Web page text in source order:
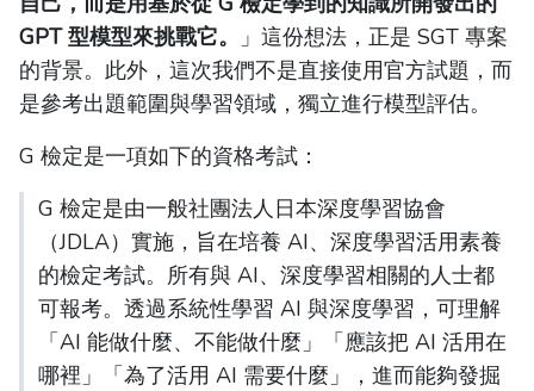
GPT 型模型來挑戰它。
」這份想法，正是 SGT 專案
的背景。此外，這次我們不是直接使用官方試題，而
是參考出題範圍與學習領域，獨立進行模型評估。
G 檢定是一項如下的資格考試：
G 檢定是由一般社團法人日本深度學習協會
（JDLA）實施，旨在培養 AI、深度學習活用素養
的檢定考試。所有與 AI、深度學習相關的人士都
可報考。透過系統性學習 AI 與深度學習，可理解
「AI 能做什麼、不能做什麼」「應該把 AI 活用在
哪裡」「為了活用 AI 需要什麼」，進而能夠發掘